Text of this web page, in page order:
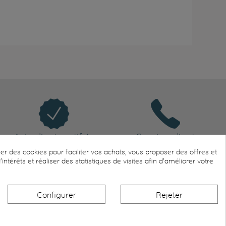
Avis client certifiés
Trustpilot
Service client
disponible
Politique de cookies
des cookies pour faciliter vos achats, vous proposer des offres et
et réaliser des statistiques de visites afin d'améliorer votre
Configurer Rejeter